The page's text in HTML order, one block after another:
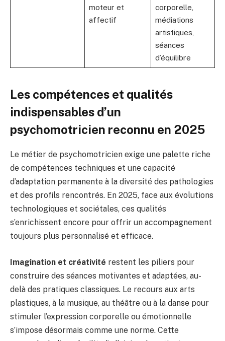
moteur et
affectif
corporelle,
médiations
artistiques,
séances
d’équilibre
Les compétences et qualités
indispensables d’un
psychomotricien reconnu en 2025
Le métier de psychomotricien exige une palette riche
de compétences techniques et une capacité
d’adaptation permanente à la diversité des pathologies
et des profils rencontrés. En 2025, face aux évolutions
technologiques et sociétales, ces qualités
s’enrichissent encore pour offrir un accompagnement
toujours plus personnalisé et efficace.
Imagination et créativité restent les piliers pour
construire des séances motivantes et adaptées, au-
delà des pratiques classiques. Le recours aux arts
plastiques, à la musique, au théâtre ou à la danse pour
stimuler l’expression corporelle ou émotionnelle
s’impose désormais comme une norme. Cette